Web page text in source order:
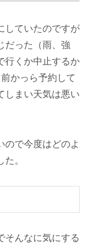
していたのですが
だった（雨、強
行くか中止するか
かっら予約して
しまい天気は悪い
ので今度はどのよ
。
そんなに気にする